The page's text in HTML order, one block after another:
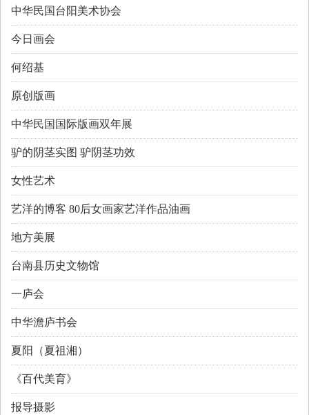
中华民国台阳美术协会
今日画会
何绍基
原创版画
中华民国国际版画双年展
驴的阴茎实图 驴阴茎功效
女性艺术
艺洋的博客 80后女画家艺洋作品油画
地方美展
台南县历史文物馆
一庐会
中华澹庐书会
夏阳（夏祖湘）
《百代美育》
报导摄影